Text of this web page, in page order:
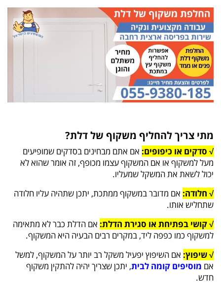
מתי צריך להחליף משקוף של דלת?
√ סדקים או כיפופים: אם אתם מבחינים בסדקים שמופיעים
מעל למשקוף או אם המשקוף עצמו מכופף, זה אומר שהוא לא
יכול לשאת את המשקל שמעליו.
√ חלודה: אם מדובר במשקוף ממתכת, יתכן שתהיה עליו חלודה
שתחליש אותו.
√ קושי בפתיחת או סגירת הדלת: אם הדלת כבר לא מתאימה
למשקוף כמו כפפה ליד, במקרים רבים הבעיה היא המשקוף.
√ שיפוץ: אם השיפוץ יפעיל משקל רב יותר על המשקוף, למשל
אם מוסיפים קומה לבית, יתכן שצריך יהיה להתקין משקוף
חדש.